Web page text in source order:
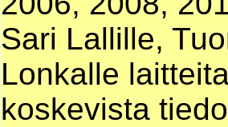
Sari Lallille,
Lonkalle
koskevista